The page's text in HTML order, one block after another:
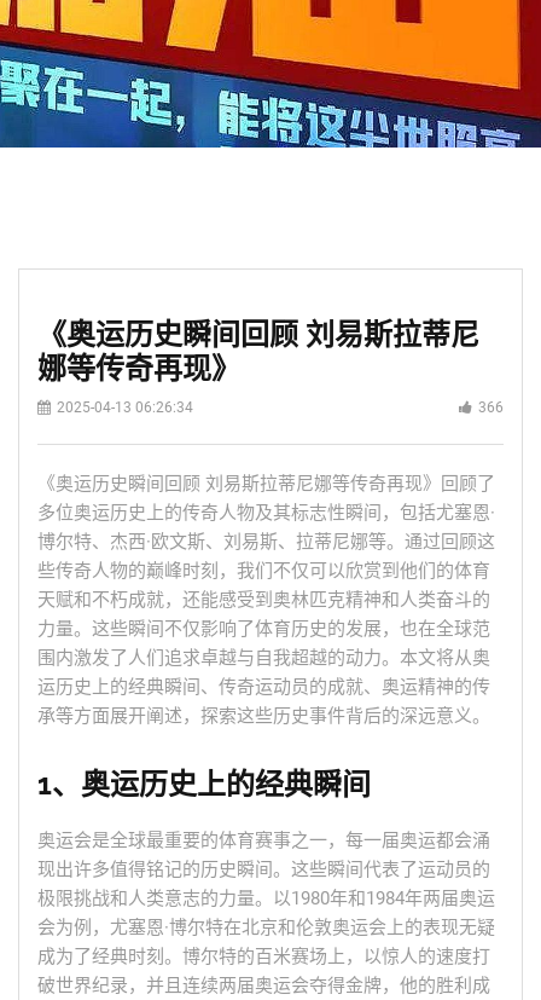
《奥运历史瞬间回顾 刘易斯拉蒂尼
娜等传奇再现》
2025-04-13 06:26:34 366
《奥运历史瞬间回顾 刘易斯拉蒂尼娜等传奇再现》回顾了
多位奥运历史上的传奇人物及其标志性瞬间，包括尤塞恩·
博尔特、杰西·欧文斯、刘易斯、拉蒂尼娜等。通过回顾这
些传奇人物的巅峰时刻，我们不仅可以欣赏到他们的体育
天赋和不朽成就，还能感受到奥林匹克精神和人类奋斗的
力量。这些瞬间不仅影响了体育历史的发展，也在全球范
围内激发了人们追求卓越与自我超越的动力。本文将从奥
运历史上的经典瞬间、传奇运动员的成就、奥运精神的传
承等方面展开阐述，探索这些历史事件背后的深远意义。
1、奥运历史上的经典瞬间
奥运会是全球最重要的体育赛事之一，每一届奥运都会涌
现出许多值得铭记的历史瞬间。这些瞬间代表了运动员的
极限挑战和人类意志的力量。以1980年和1984年两届奥运
会为例，尤塞恩·博尔特在北京和伦敦奥运会上的表现无疑
成为了经典时刻。博尔特的百米赛场上，以惊人的速度打
破世界纪录，并且连续两届奥运会夺得金牌，他的胜利成